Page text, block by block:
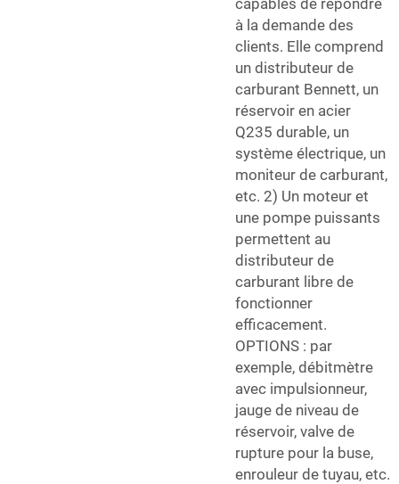
à la demande des
clients. Elle comprend
un distributeur de
carburant Bennett, un
réservoir en acier
Q235 durable, un
système électrique, un
moniteur de carburant,
etc. 2) Un moteur et
une pompe puissants
permettent au
distributeur de
carburant libre de
fonctionner
efficacement.
OPTIONS : par
exemple, débitmètre
avec impulsionneur,
jauge de niveau de
réservoir, valve de
rupture pour la buse,
enrouleur de tuyau, etc.